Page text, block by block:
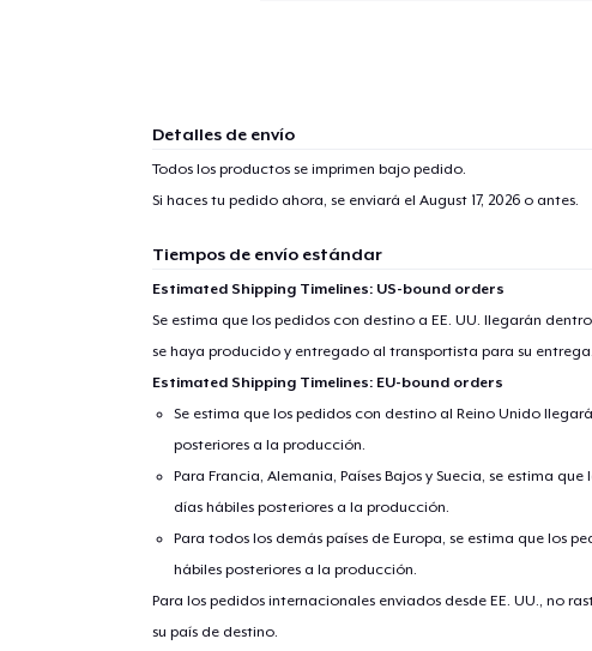
Detalles de envío
Todos los productos se imprimen bajo pedido.
Si haces tu pedido ahora, se enviará el August 17, 2026o antes.
Tiempos de envío estándar
Estimated Shipping Timelines: US-bound orders
Se estima que los pedidos con destino a EE. UU. llegarán
se haya producido y entregado al transportista para su entrega.
Estimated Shipping Timelines: EU-bound orders
Se estima que los pedidos con destino al Reino Unido
posteriores a la producción.
Para Francia, Alemania, Países Bajos y Suecia, se estima
días hábiles posteriores a la producción.
Para todos los demás países de Europa, se estima que los
hábiles posteriores a la producción.
Para los pedidos internacionales enviados desde EE. UU., no
su país de destino.